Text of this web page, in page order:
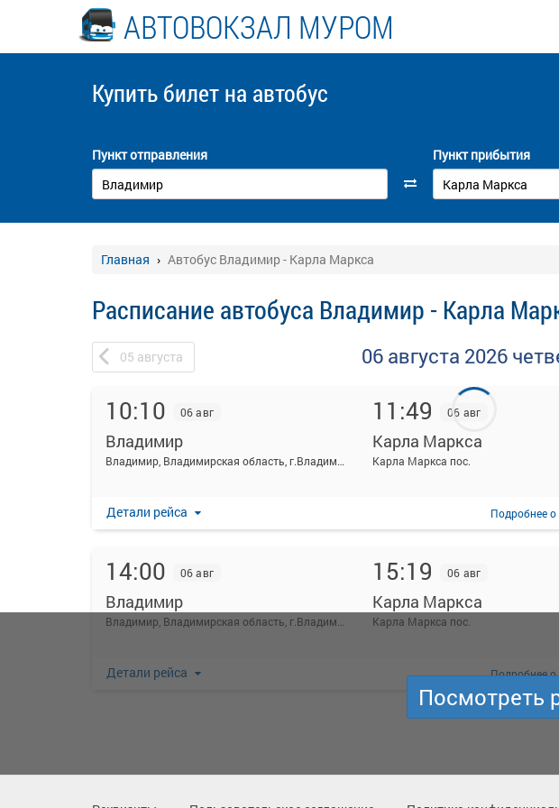
АВТОВОКЗАЛ МУРОМ
Купить билет на автобус
Пункт отправления Пункт прибытия
Главная Автобус Владимир - Карла Маркса
Расписание автобуса Владимир - Карла
05 августа 06 августа 2026
10:10 06 авг
Владимир
Владимир, Владимирская область, г.Владимир, ул.Вокзальная, д.1
11:49 06 авг
Карла Маркса
Карла Маркса пос.
Детали рейса Подробнеео
14:00 06 авг
Владимир
15:19 06 авг
Карла Маркса
Карла Маркса пос.
Детали рейса Подробнеео
Посмотреть